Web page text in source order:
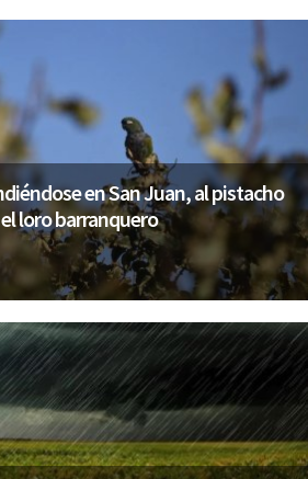
en San Juan, al pistacho
loro barranquero